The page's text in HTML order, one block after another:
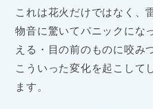
これは花火だけではなく、
物音に驚いてパニックにな
える・目の前のものに咬み
こういった変化を起こして
ます。